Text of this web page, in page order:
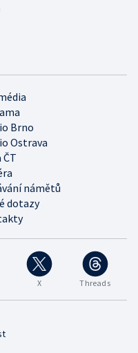
X Threads
Brno
Ostrava
ČT
námětů
dotazy